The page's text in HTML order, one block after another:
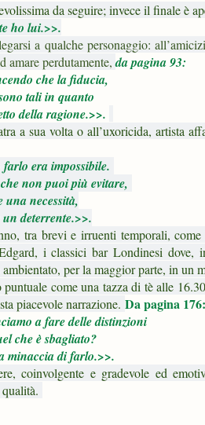
da seguire; invece il finale è
ho lui.>>.
a qualche personaggio:
amare perdutamente,da pagina 93:
che la fiducia,
tali in quanto
della ragione.>>.
a sua volta o all’uxoricida, artista
era impossibile.
non puoi più evitare,
necessità,
deterrente.>>.
tra brevi e irruenti temporali,
i classici bar Londinesi dove,
per la maggior parte, in un
come una tazza di tè alle
piacevole narrazione. Da pagina 176:
a fare delle distinzioni
che è sbagliato?
minaccia di farlo.>>.
coinvolgente e gradevole ed